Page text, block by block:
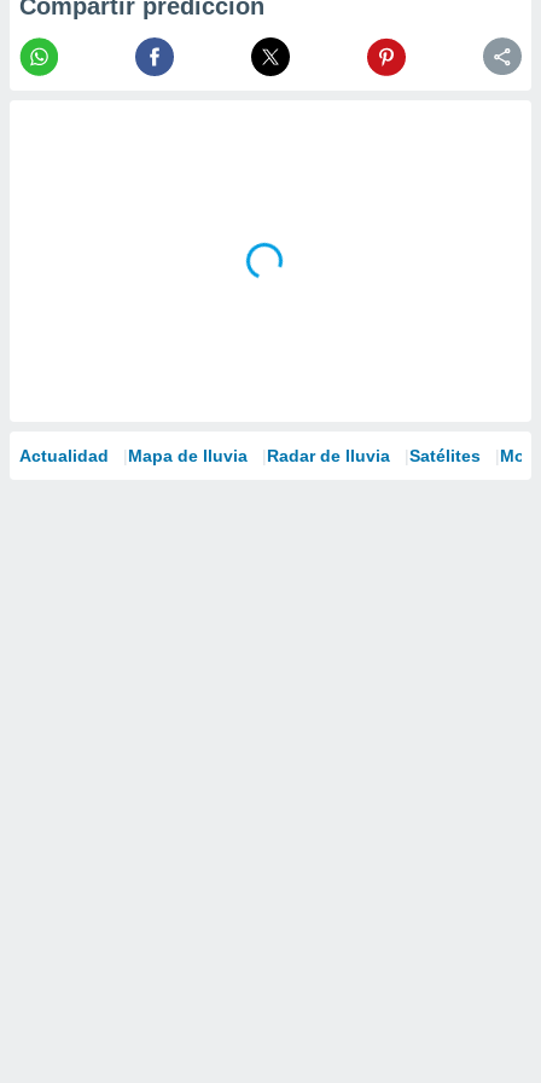
Compartir predicción
Actualidad Mapa de lluvia Radar de lluvia Satélites